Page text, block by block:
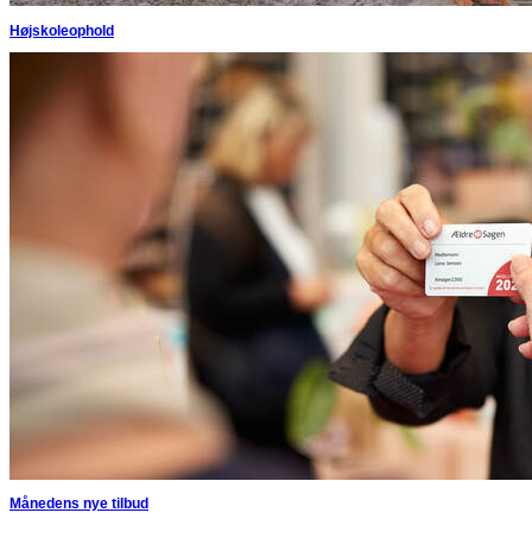
Højskoleophold
Månedens nye tilbud